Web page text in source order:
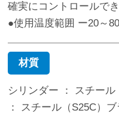
確実にコントロールでき
●使用温度範囲 ー20～
材質
シリンダー ： スチー
： スチール（S25C）